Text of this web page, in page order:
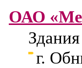
ОАО
г.